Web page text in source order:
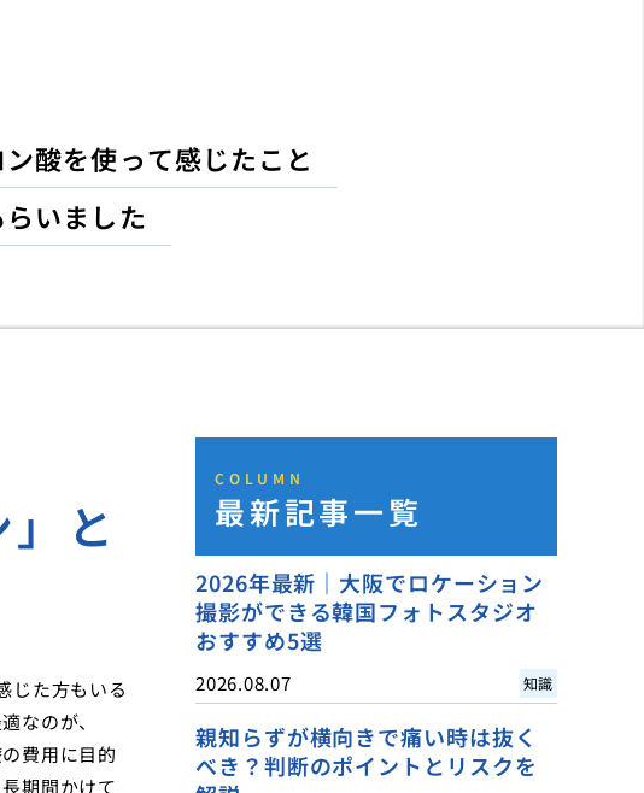
ン酸を使って感じたこと
いました
と
じた方もいる
なのが、
費用に目的
期間かけて
COLUMN
最新記事一覧
2026年最新｜大阪でロケーション
撮影ができる韓国フォトスタジオ
おすすめ5選
2026.08.07 知識
親知らずが横向きで痛い時は抜く
べき？判断のポイントとリスクを